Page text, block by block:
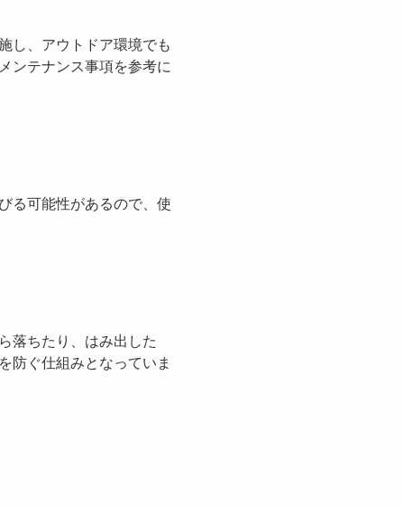
し、アウトドア環境でも
ンテナンス事項を参考に
る可能性があるので、使
落ちたり、はみ出した
防ぐ仕組みとなっていま